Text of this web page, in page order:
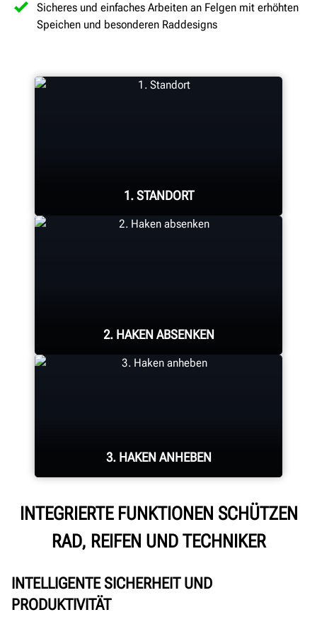
Sicheres und einfaches Arbeiten an Felgen mit erhöhten
Speichen und besonderen Raddesigns
1. STANDORT
2. HAKEN ABSENKEN
aufzufangen.
3. HAKEN ANHEBEN
Wulst über das Felgenhorn, um ihn
INTEGRIERTE FUNKTIONEN SCHÜTZEN
RAD, REIFEN UND TECHNIKER
INTELLIGENTE SICHERHEIT UND
PRODUKTIVITÄT